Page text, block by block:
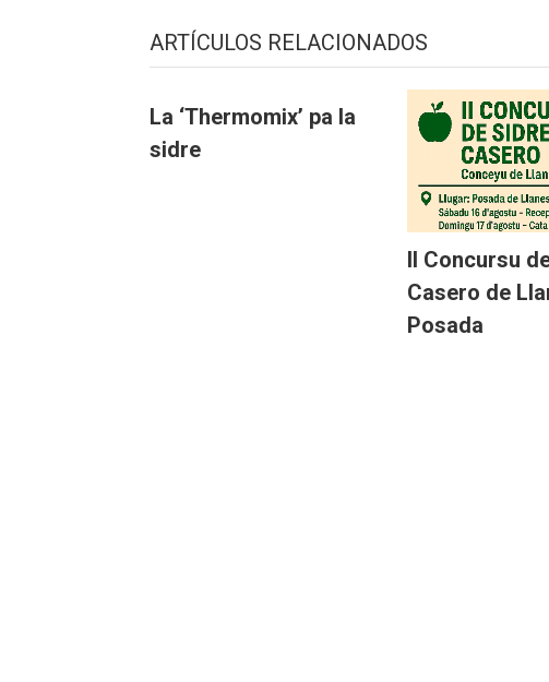
ARTÍCULOS RELACIONADOS
La ‘Thermomix’ pa la
sidre
II Concursu
Casero de
Posada